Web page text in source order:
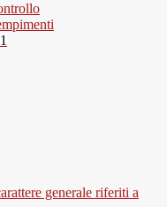
generale riferiti a